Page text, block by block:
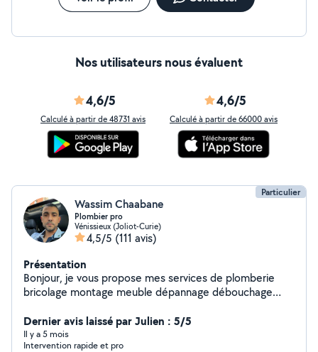
Nos utilisateurs nous évaluent
4,6/5
Calculé à partir de 48731 avis
4,6/5
Calculé à partir de 66000 avis
Particulier
Wassim Chaabane
Plombier pro
Vénissieux (Joliot-Curie)
4,5/5 (111 avis)
Présentation
Bonjour, je vous propose mes services de plomberie
bricolage montage meuble dépannage débouchage
Dernier avis laissé par Julien : 5/5
Il y a 5 mois
Intervention rapide et pro